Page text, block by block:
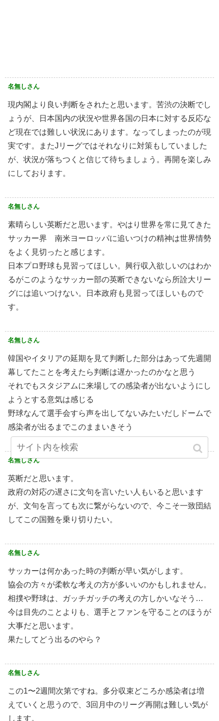
名無しさん
現内閣より良い判断をされたと思います。苦渋の決断でし
ょうが、日本国内の状況や世界各国の日本に対する反応な
ど現在では難しい状況にあります。なってしまったのが現
実です。またJリーグではそれなりに対策もしていました
が、状況が落ちつくと信じて待ちましょう。再開を楽しみ
にしております。
名無しさん
素晴らしい英断だと思います。やはり世界を常に見てきた
サッカー界 南米ヨーロッパに追いつけの精神は世界情勢
をよく見切ったと感じます。
日本プロ野球も見習ってほしい。興行収入欲しいのはわか
るがこのようなサッカー部の英断できないなら所詮大リー
グには追いつけない。日本政府も見習ってほしいもので
す。
名無しさん
韓国やイタリアの延期を見て判断した部分はあって先週開
幕してたことを考えたら判断は遅かったのかなと思う
それでもスタジアムに来場しての感染者が出ないようにし
ようとする意気は感じる
野球なんて選手会すら声を出してないみたいだしドームで
感染者が出るまでこのままいきそう
名無しさん
英断だと思います。
政府の対応の遅さに文句を言いたい人もいると思います
が、文句を言っても次に繋がらないので、今こそ一致団結
してこの国難を乗り切りたい。
名無しさん
サッカーは何かあった時の判断が早い気がします。
協会の方々が柔軟な考えの方が多いいのかもしれません。
相撲や野球は、ガッチガッチの考えの方しかいなそう…
今は目先のことよりも、選手とファンを守ることのほうが
大事だと思います。
果たしてどう出るのやら？
名無しさん
この1〜2週間次第ですね。多分収束どころか感染者は増
えていくと思うので、3回月中のリーグ再開は難しい気が
します。